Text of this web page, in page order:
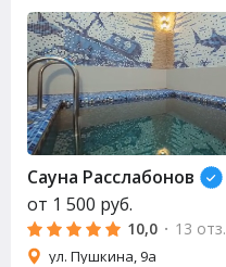
Сауна Расслабонов
от 1 500 руб.
10,0 · 13 отз.
ул. Пушкина, 9а